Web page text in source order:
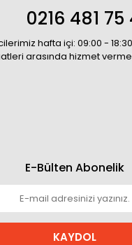
0216 481 75
hafta içi: 09:00 - 18:30
arasında hizmet
E-Bülten Abonelik
KAYDOL